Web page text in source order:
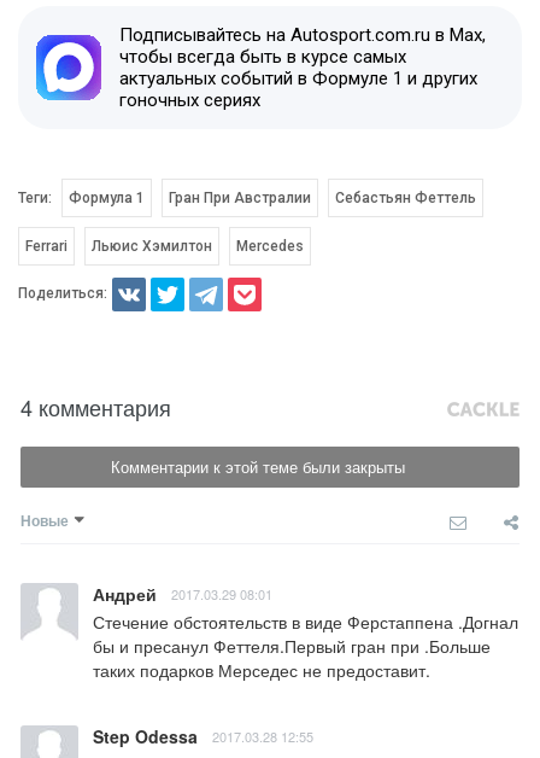
Подписывайтесь на Autosport.com.ru в Max,
чтобы всегда быть в курсе самых
актуальных событий в Формуле 1 и других
гоночных сериях
Теги: Формула 1 Гран При Австралии Себастьян Феттель
Ferrari Льюис Хэмилтон Mercedes
Поделиться:
4 комментария
Комментарии к этой теме были закрыты
Новые
Андрей 2017.03.29 08:01
Стечение обстоятельств в виде Ферстаппена .Догнал
бы и пресанул Феттеля.Первый гран при .Больше
таких подарков Мерседес не предоставит.
Step Odessa 2017.03.28 12:55